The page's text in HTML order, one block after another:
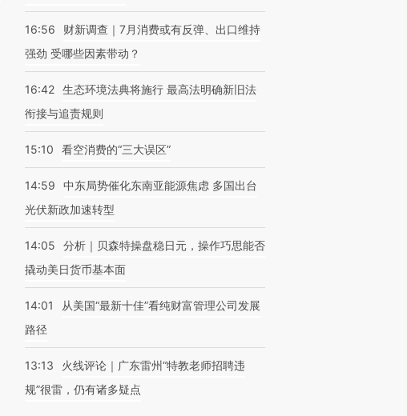
16:56
财新调查｜7月消费或有反弹、出口维持
强劲 受哪些因素带动？
16:42 生态环境法典将施行 最高法明确新旧法
衔接与追责规则
15:10 看空消费的“三大误区”
14:59
中东局势催化东南亚能源焦虑 多国出台
光伏新政加速转型
14:05
分析｜贝森特操盘稳日元，操作巧思能否
撬动美日货币基本面
14:01
从美国“最新十佳”看纯财富管理公司发展
路径
13:13
火线评论｜广东雷州“特教老师招聘违
规”很雷，仍有诸多疑点